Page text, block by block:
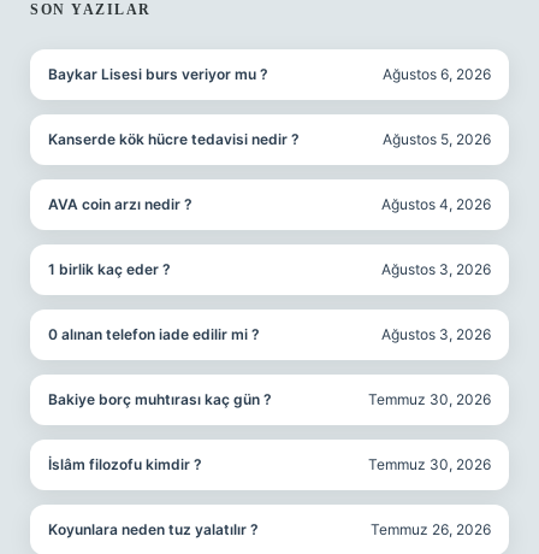
SIDEBAR
SON YAZILAR
Baykar Lisesi burs veriyor mu ? Ağustos 6, 2026
Kanserde kök hücre tedavisi nedir ? Ağustos 5, 2026
AVA coin arzı nedir ? Ağustos 4, 2026
1 birlik kaç eder ? Ağustos 3, 2026
0 alınan telefon iade edilir mi ? Ağustos 3, 2026
Bakiye borç muhtırası kaç gün ? Temmuz 30, 2026
İslâm filozofu kimdir ? Temmuz 30, 2026
Koyunlara neden tuz yalatılır ? Temmuz 26, 2026